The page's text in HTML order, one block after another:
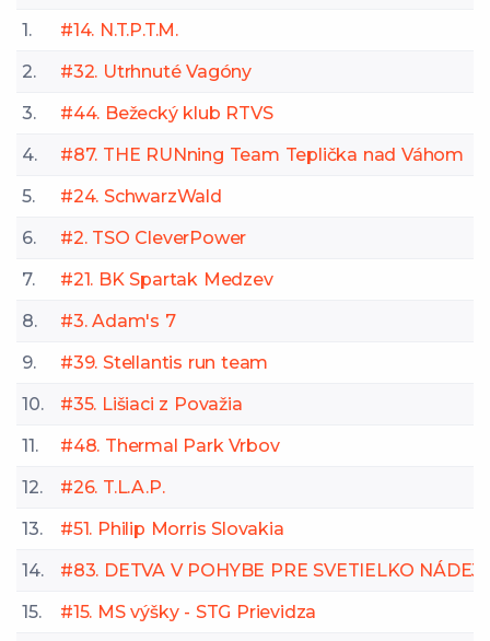
1.
#14. N.T.P.T.M.
2.
#32. Utrhnuté Vagóny
3.
#44. Bežecký klub RTVS
4.
#87. THE RUNning Team Teplička nad Váhom
5.
#24. SchwarzWald
6.
#2. TSO CleverPower
7.
#21. BK Spartak Medzev
8.
#3. Adam's 7
9.
#39. Stellantis run team
10.
#35. Lišiaci z Považia
11.
#48. Thermal Park Vrbov
12.
#26. T.L.A.P.
13.
#51. Philip Morris Slovakia
14.
#83. DETVA V POHYBE PRE SVETIELKO
15.
#15. MS výšky - STG Prievidza